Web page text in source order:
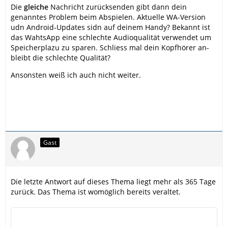
Die gleiche Nachricht zurücksenden gibt dann dein
genanntes Problem beim Abspielen. Aktuelle WA-Version
udn Android-Updates sidn auf deinem Handy? Bekannt ist
das WahtsApp eine schlechte Audioqualität verwendet um
Speicherplazu zu sparen. Schliess mal dein Kopfhörer an-
bleibt die schlechte Qualität?
Ansonsten weiß ich auch nicht weiter.
Gast
Die letzte Antwort auf dieses Thema liegt mehr als 365 Tage
zurück. Das Thema ist womöglich bereits veraltet.